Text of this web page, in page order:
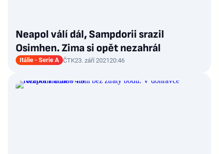
Neapol válí dál, Sampdorii srazil
Osimhen. Zima si opět nezahrál
Itálie - Serie A ČTK23. září 202120:46